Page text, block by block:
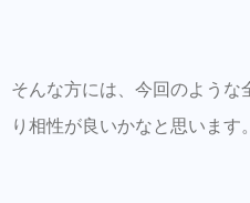
そんな方には、今回のような
り相性が良いかなと思います。